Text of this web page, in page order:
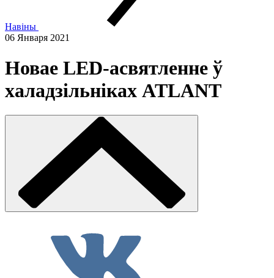
Навіны
06 Января 2021
Новае LED-асвятленне ў
халадзільніках ATLANT